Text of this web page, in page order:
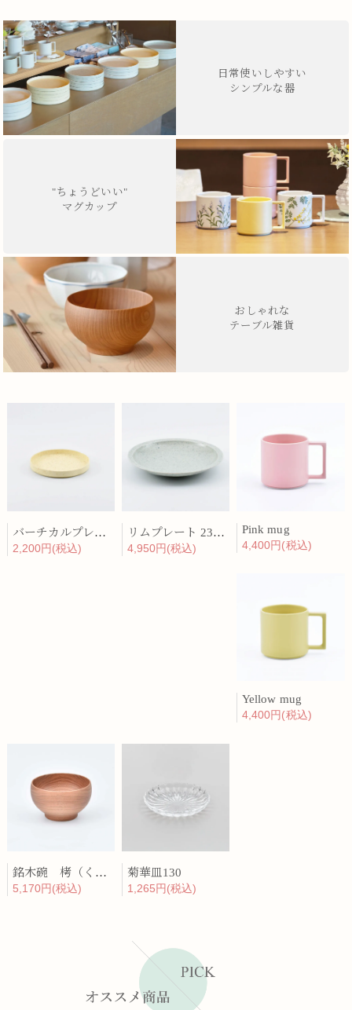
日常使いしやすい
シンプルな器
"ちょうどいい"
マグカップ
おしゃれな
テーブル雑貨
バーチカルプレート 15cm 化粧土
2,200円(税込)
リムプレート 23cm 呉須散
4,950円(税込)
Pink mug
4,400円(税込)
Yellow mug
4,400円(税込)
銘木碗 栲（くるみ）
5,170円(税込)
菊華皿130
1,265円(税込)